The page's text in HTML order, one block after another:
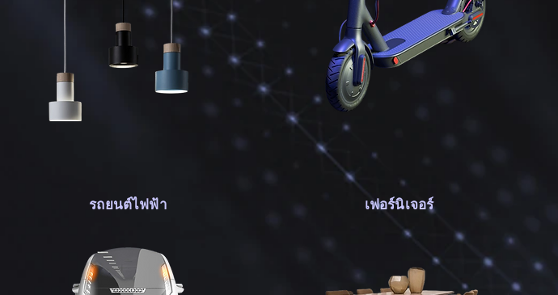
รถยนต์ไฟฟ้า เฟอร์นิเจอร์